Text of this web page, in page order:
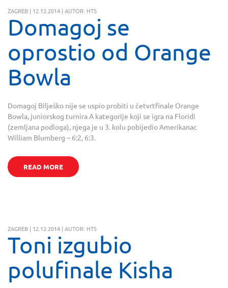
ZAGREB | 12.12.2014 | AUTOR: HTS
Domagoj se
oprostio od Orange
Bowla
Domagoj Bilješko nije se uspio probiti u četvrtfinale Orange
Bowla, juniorskog turnira A kategorije koji se igra na Floridi
(zemljana podloga), njega je u 3. kolu pobijedio Amerikanac
William Blumberg – 6:2, 6:3.
READ MORE
ZAGREB | 12.12.2014 | AUTOR: HTS
Toni izgubio
polufinale Kisha